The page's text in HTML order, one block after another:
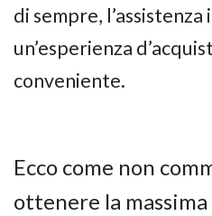
di sempre,
un’esperienza
conveniente.
Ecco come non
ottenere la